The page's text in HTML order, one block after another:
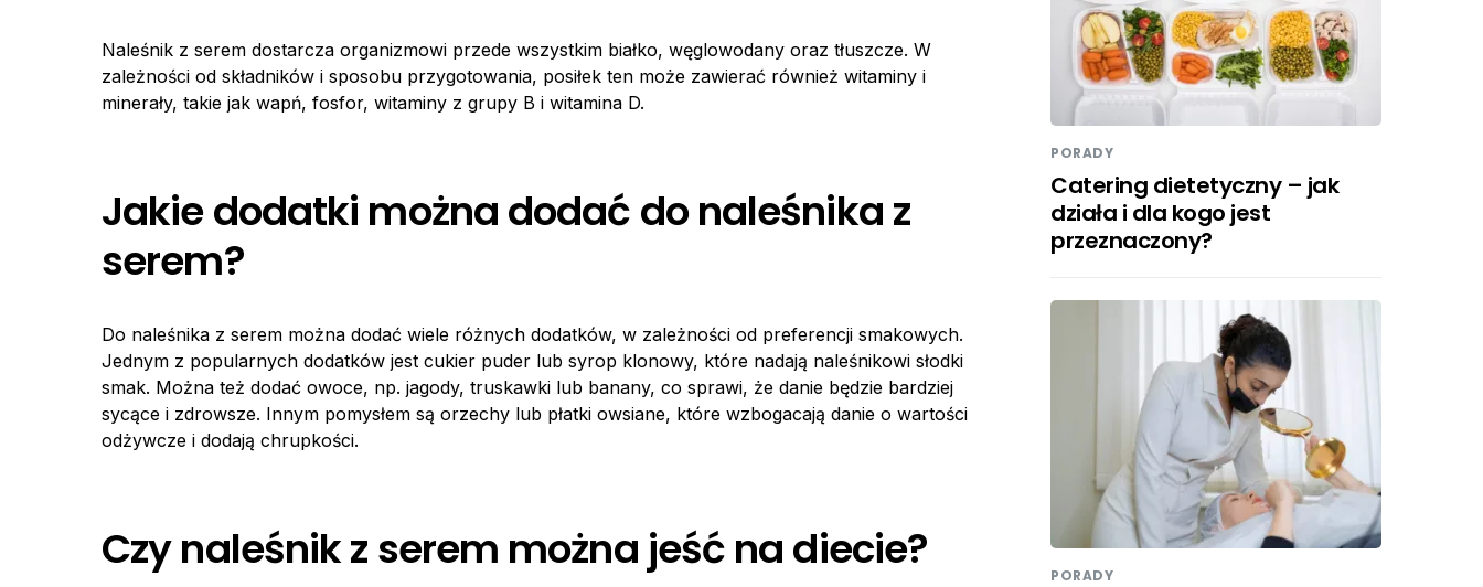
Naleśnik z serem dostarcza organizmowi przede wszystkim białko, węglowodany oraz tłuszcze. W
zależności od składników i sposobu przygotowania, posiłek ten może zawierać również witaminy i
minerały, takie jak wapń, fosfor, witaminy z grupy B i witamina D.
Jakie dodatki można dodać do naleśnika z
serem?
Do naleśnika z serem można dodać wiele różnych dodatków, w zależności od preferencji smakowych.
Jednym z popularnych dodatków jest cukier puder lub syrop klonowy, które nadają naleśnikowi słodki
smak. Można też dodać owoce, np. jagody, truskawki lub banany, co sprawi, że danie będzie bardziej
sycące i zdrowsze. Innym pomysłem są orzechy lub płatki owsiane, które wzbogacają danie o wartości
odżywcze i dodają chrupkości.
Czy naleśnik z serem można jeść na diecie?
PORADY
Catering dietetyczny – jak
działa i dla kogo jest
przeznaczony?
PORADY